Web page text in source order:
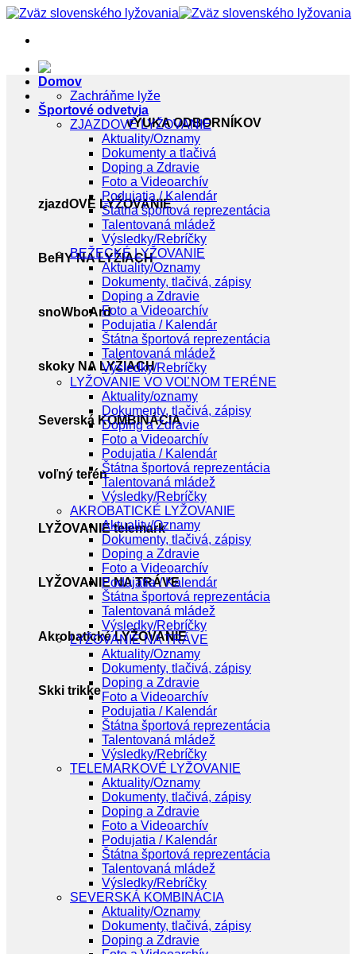
Skip
content
vÝUKA ODBORNÍKOV
zjazdOVÉ LYŽOVANIE
BeHY NA LYŽIACH
snoWboArd
skoky NA LYŽIACH
Severská KOMBINÁCIA
voľný terén
LYŽOVANIE telemark
LYŽOVANIE NA TRÁVE
Akrobatické LYŽOVANIE
Skki trikke
Domov
Zachráňme lyže
Športové odvetvia
ZJAZDOVÉ LYŽOVANIE
Aktuality/Oznamy
Dokumenty a tlačivá
Doping a Zdravie
Foto a Videoarchív
Podujatia / Kalendár
Štátna športová reprezentácia
Talentovaná mládež
Výsledky/Rebríčky
BEŽECKÉ LYŽOVANIE
Aktuality/Oznamy
Dokumenty, tlačivá, zápisy
Doping a Zdravie
Foto a Videoarchív
Podujatia / Kalendár
Štátna športová reprezentácia
Talentovaná mládež
Výsledky/Rebríčky
LYŽOVANIE VO VOĽNOM TERÉNE
Aktuality/oznamy
Dokumenty, tlačivá, zápisy
Doping a Zdravie
Foto a Videoarchív
Podujatia / Kalendár
Štátna športová reprezentácia
Talentovaná mládež
Výsledky/Rebríčky
AKROBATICKÉ LYŽOVANIE
Aktuality/Oznamy
Dokumenty, tlačivá, zápisy
Doping a Zdravie
Foto a Videoarchív
Podujatia / Kalendár
Štátna športová reprezentácia
Talentovaná mládež
Výsledky/Rebríčky
LYŽOVANIE NA TRÁVE
Aktuality/Oznamy
Dokumenty, tlačivá, zápisy
Doping a Zdravie
Foto a Videoarchív
Podujatia / Kalendár
Štátna športová reprezentácia
Talentovaná mládež
Výsledky/Rebríčky
TELEMARKOVÉ LYŽOVANIE
Aktuality/Oznamy
Dokumenty, tlačivá, zápisy
Doping a Zdravie
Foto a Videoarchív
Podujatia / Kalendár
Štátna športová reprezentácia
Talentovaná mládež
Výsledky/Rebríčky
SEVERSKÁ KOMBINÁCIA
Aktuality/Oznamy
Dokumenty, tlačivá, zápisy
Doping a Zdravie